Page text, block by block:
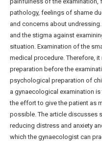
pathology, feelings of shame
and concerns about
and the stigma against
situation. Examination of the
medical procedure. Therefore,
preparation before the
psychological preparation of
a gynaecological examination
the effort to give the patient as
possible. The article discusses
reducing distress and anxiety
which the gynaecologist can